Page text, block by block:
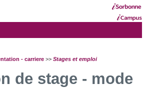
- carriere >> Stages et emploi
de stage - mode